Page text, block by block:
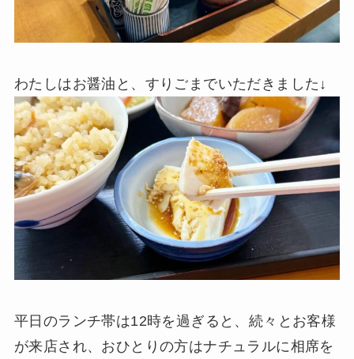
わたしはお醤油と、すりごまでいただきました↓
平日のランチ帯は12時を過ぎると、続々とお客様
が来店され、おひとりの方はナチュラルに相席を